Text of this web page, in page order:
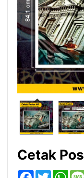
Cetak
Facebook
Twitter